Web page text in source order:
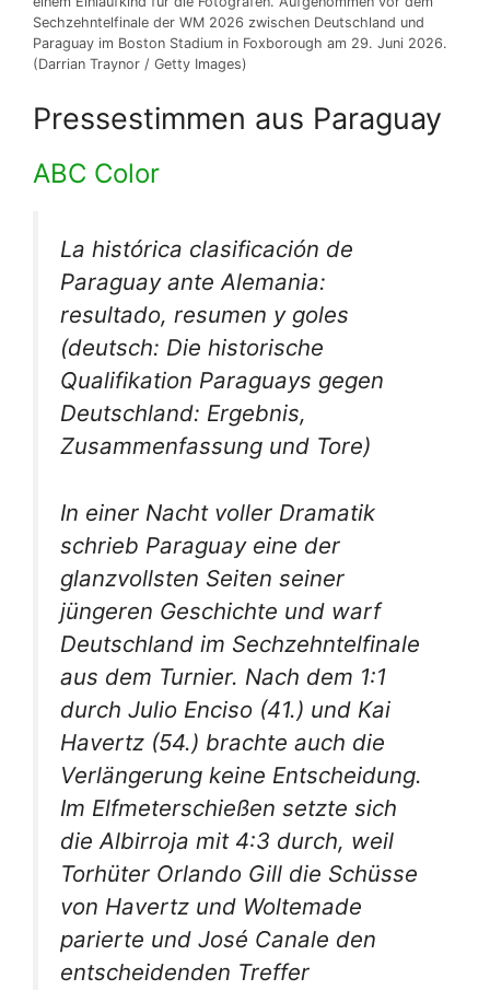
Sechzehntelfinale der WM 2026 zwischen Deutschland und
Paraguay im Boston Stadium in Foxborough am 29. Juni 2026.
(Darrian Traynor / Getty Images)
Pressestimmen aus Paraguay
ABC Color
La histórica clasificación de
Paraguay ante Alemania:
resultado, resumen y goles
(deutsch: Die historische
Qualifikation Paraguays gegen
Deutschland: Ergebnis,
Zusammenfassung und Tore)
In einer Nacht voller Dramatik
schrieb Paraguay eine der
glanzvollsten Seiten seiner
jüngeren Geschichte und warf
Deutschland im Sechzehntelfinale
aus dem Turnier. Nach dem 1:1
durch Julio Enciso (41.) und Kai
Havertz (54.) brachte auch die
Verlängerung keine Entscheidung.
Im Elfmeterschießen setzte sich
die Albirroja mit 4:3 durch, weil
Torhüter Orlando Gill die Schüsse
von Havertz und Woltemade
parierte und José Canale den
entscheidenden Treffer